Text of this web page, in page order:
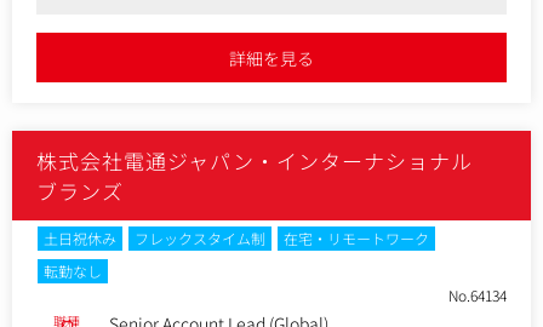
詳細を見る
株式会社電通ジャパン・インターナショナル
ブランズ
土日祝休み フレックスタイム制
在宅・リモートワーク
転勤なし
No.64134
職種